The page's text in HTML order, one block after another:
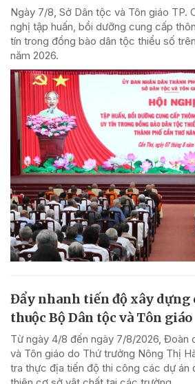
Ngày 7/8, Sở Dân tộc và Tôn giáo TP.
nghị tập huấn, bồi dưỡng cung cấp
tín trong đồng bào dân tộc thiểu số
năm 2026.
Đẩy nhanh tiến độ xây dựng
thuộc Bộ Dân tộc và Tôn giáo
Từ ngày 4/8 đến ngày 7/8/2026, Đoàn
và Tôn giáo do Thứ trưởng Nông Thị
tra thực địa tiến độ thi công các dự án